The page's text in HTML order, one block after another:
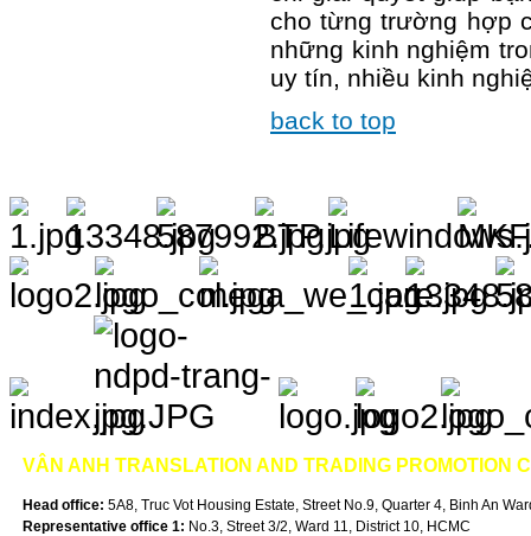
cho từng trường hợp
những kinh nghiệm
uy tín, nhiều kinh
back to top
VÂN ANH TRANSLATION AND TRADING PROMOTION
Head office: 5A8, Truc Vot Housing Estate, Street No.9, Quarter 4, Binh An
Representative office 1: No.3, Street 3/2, Ward 11, District 10, HCMC